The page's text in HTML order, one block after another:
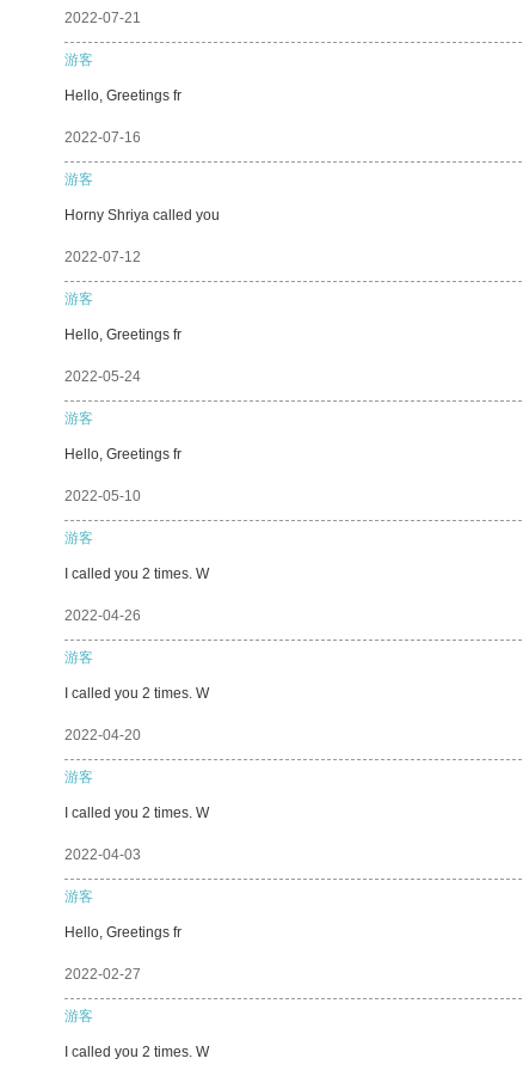
2022-07-21
游客
Hello, Greetings fr
2022-07-16
游客
Horny Shriya called you
2022-07-12
游客
Hello, Greetings fr
2022-05-24
游客
Hello, Greetings fr
2022-05-10
游客
I called you 2 times. W
2022-04-26
游客
I called you 2 times. W
2022-04-20
游客
I called you 2 times. W
2022-04-03
游客
Hello, Greetings fr
2022-02-27
游客
I called you 2 times. W